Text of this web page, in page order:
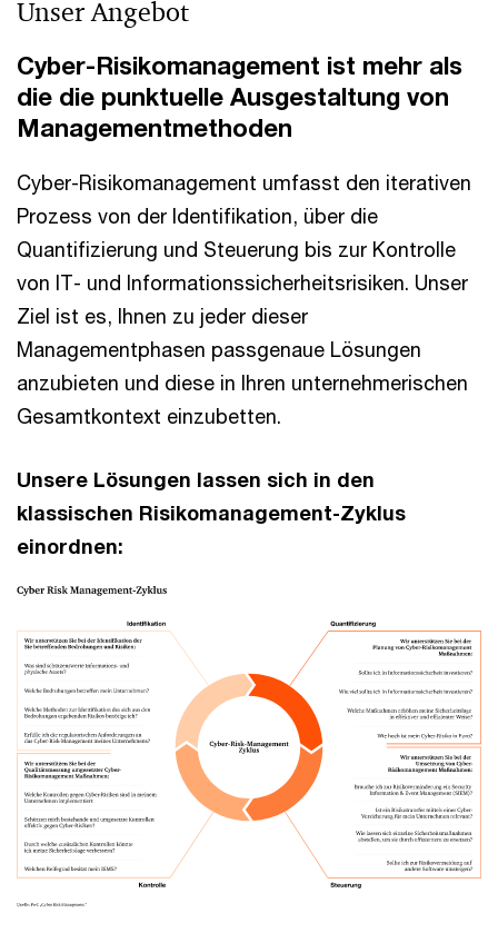
Unser Angebot
Cyber-Risikomanagement ist mehr als
die die punktuelle Ausgestaltung von
Managementmethoden
Cyber-Risikomanagement umfasst den iterativen
Prozess von der Identifikation, über die
Quantifizierung und Steuerung bis zur Kontrolle
von IT- und Informationssicherheitsrisiken. Unser
Ziel ist es, Ihnen zu jeder dieser
Managementphasen passgenaue Lösungen
anzubieten und diese in Ihren unternehmerischen
Gesamtkontext einzubetten.
Unsere Lösungen lassen sich in den
klassischen Risikomanagement-Zyklus
einordnen: